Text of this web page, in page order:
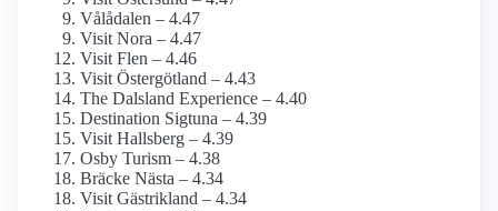
Vålådalen – 4.47
Visit Nora – 4.47
Visit Flen – 4.46
Visit Östergötland – 4.43
The Dalsland Experience – 4.40
Destination Sigtuna – 4.39
Visit Hallsberg – 4.39
Osby Turism – 4.38
Bräcke Nästa – 4.34
Visit Gästrikland – 4.34